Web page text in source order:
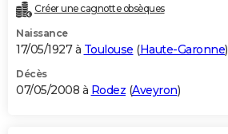
Créer une cagnotte obsèques
Naissance
17/05/1927 à Toulouse (Haute-Garonne)
Décès
07/05/2008 à Rodez (Aveyron)